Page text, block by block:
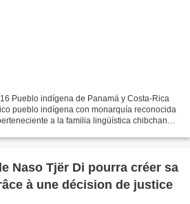
Pueblo indígena de Panamá y Costa-Rica
pueblo indígena con monarquía reconocida
a la familia lingüística chibchana.
Naso Tjër Di pourra créer sa
à une décision de justice